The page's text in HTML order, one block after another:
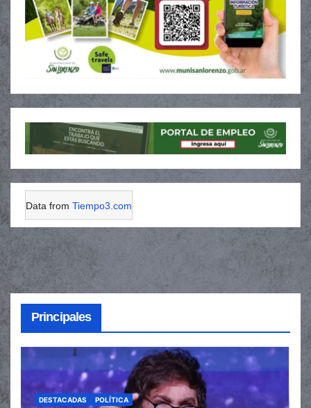
Data from Tiempo3.com
Principales
DESTACADAS POLÍTICA